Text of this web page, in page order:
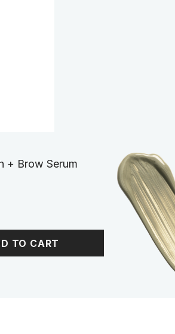
+ Brow Serum
TO CART
ageLOC
Shampoo
59,27 €